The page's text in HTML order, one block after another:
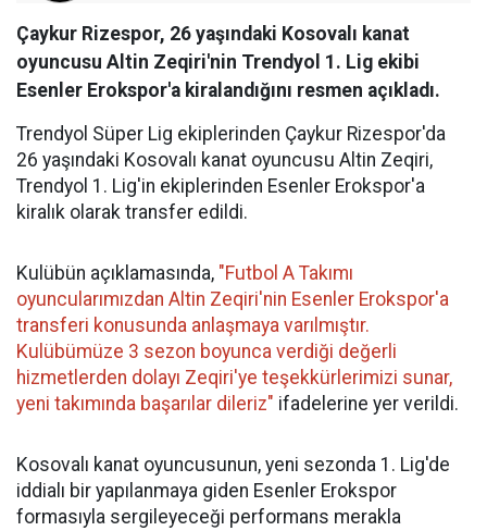
Çaykur Rizespor, 26 yaşındaki Kosovalı kanat
oyuncusu Altin Zeqiri'nin Trendyol 1. Lig ekibi
Esenler Erokspor'a kiralandığını resmen açıkladı.
Trendyol Süper Lig ekiplerinden Çaykur Rizespor'da
26 yaşındaki Kosovalı kanat oyuncusu Altin Zeqiri,
Trendyol 1. Lig'in ekiplerinden Esenler Erokspor'a
kiralık olarak transfer edildi.
Kulübün açıklamasında, "Futbol A Takımı
oyuncularımızdan Altin Zeqiri'nin Esenler Erokspor'a
transferi konusunda anlaşmaya varılmıştır.
Kulübümüze 3 sezon boyunca verdiği değerli
hizmetlerden dolayı Zeqiri'ye teşekkürlerimizi sunar,
yeni takımında başarılar dileriz" ifadelerine yer verildi.
Kosovalı kanat oyuncusunun, yeni sezonda 1. Lig'de
iddialı bir yapılanmaya giden Esenler Erokspor
formasıyla sergileyeceği performans merakla